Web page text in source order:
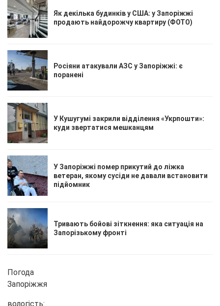
Як декілька будинків у США: у Запоріжжі
продають найдорожчу квартиру (ФОТО)
Росіяни атакували АЗС у Запоріжжі: є
поранені
У Кушугумі закрили відділення «Укрпошти»:
куди звертатися мешканцям
У Запоріжжі помер прикутий до ліжка
ветеран, якому сусіди не давали встановити
підйомник
Тривають бойові зіткнення: яка ситуація на
Запорізькому фронті
Погода
Запоріжжя
вологість: